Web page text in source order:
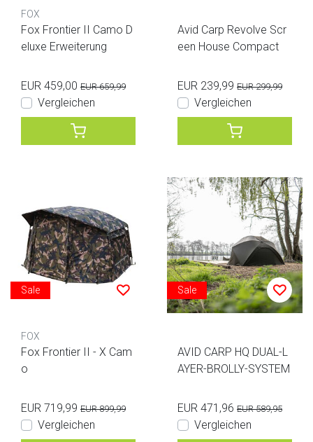
FOX
Fox Frontier II Camo D
eluxe Erweiterung
EUR 459,00 EUR 659,99
Vergleichen
Avid Carp Revolve Scr
een House Compact
EUR 239,99 EUR 299,99
Vergleichen
Sale
FOX
Fox Frontier II - X Cam
o
EUR 719,99 EUR 899,99
Vergleichen
Sale
AVID CARP HQ DUAL-L
AYER-BROLLY-SYSTEM
EUR 471,96 EUR 589,95
Vergleichen